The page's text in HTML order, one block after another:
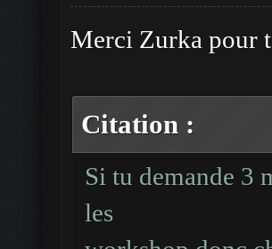
Merci Zurka pour
Citation :
Si tu demande 3
les